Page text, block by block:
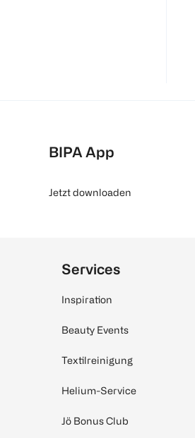
BIPA App
Jetzt downloaden
Services
Inspiration
Beauty Events
Textilreinigung
Helium-Service
Jö Bonus Club